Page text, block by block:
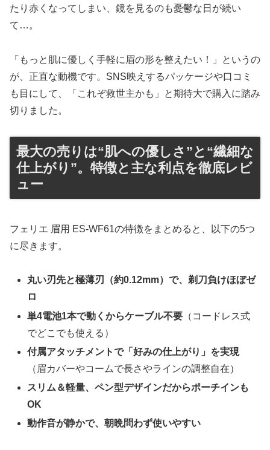
たり赤くなってしまい、鏡を見るのも憂鬱な日が続い
て…。
「もっと肌に優しく手軽に眉の形を整えたい！」というの
が、正直な動機です。SNS映えするパッケージや口コミ
も目にして、「これぞ救世主かも」と期待大で購入に踏み
切りました。
最大の売りは“肌への優しさ”と“繊細な
仕上がり”。特徴と主な利点を徹底レビ
ュー
フェリエ 眉用 ES-WF61の特徴をまとめると、以下の5つ
に尽きます。
丸い刃先と極薄刃（約0.12mm）で、剃刀負けほぼゼ
ロ
単4電池1本で動くからケーブル不要 （コードレス式
でどこでも使える）
付属アタッチメントで「好みの仕上がり」を実現
（眉カバーやコームで長さやラインの調整自在）
スリム＆軽量、ペン型デザインだからポーチインも
OK
動作音が静かで、朝晩問わず使いやすい